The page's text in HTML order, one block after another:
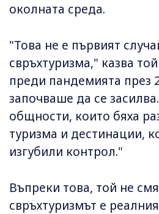
околната среда.
"Това не е първият
свръхтуризма," казва
преди пандемията през
започваше да се
общности, които бяха
туризма и дестинации,
изгубили контрол."
Въпреки това, той не
свръхтуризмът е